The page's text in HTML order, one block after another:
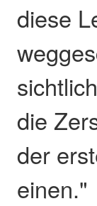
diese
die
der
einen."